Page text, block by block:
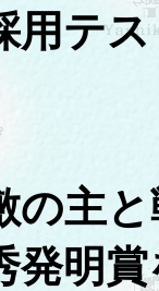
用テ
の主
発明